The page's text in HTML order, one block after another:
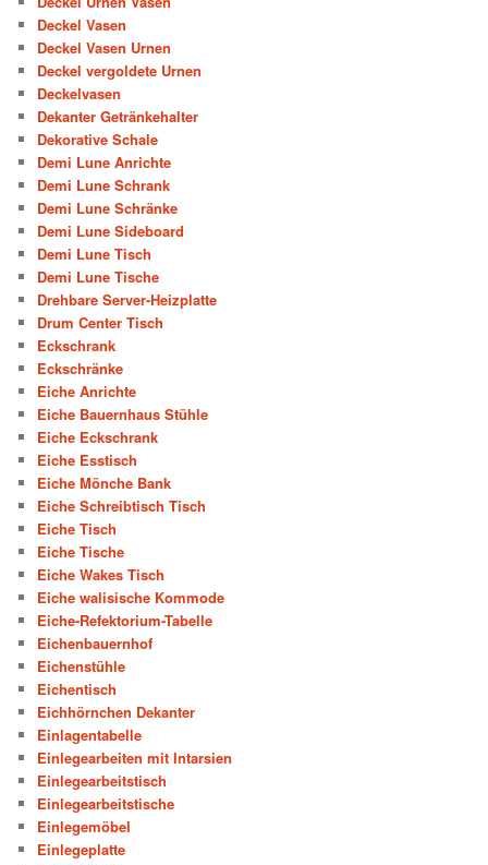
Deckel Vasen
Deckel Vasen Urnen
Deckel vergoldete Urnen
Deckelvasen
Dekanter Getränkehalter
Dekorative Schale
Demi Lune Anrichte
Demi Lune Schrank
Demi Lune Schränke
Demi Lune Sideboard
Demi Lune Tisch
Demi Lune Tische
Drehbare Server-Heizplatte
Drum Center Tisch
Eckschrank
Eckschränke
Eiche Anrichte
Eiche Bauernhaus Stühle
Eiche Eckschrank
Eiche Esstisch
Eiche Mönche Bank
Eiche Schreibtisch Tisch
Eiche Tisch
Eiche Tische
Eiche Wakes Tisch
Eiche walisische Kommode
Eiche-Refektorium-Tabelle
Eichenbauernhof
Eichenstühle
Eichentisch
Eichhörnchen Dekanter
Einlagentabelle
Einlegearbeiten mit Intarsien
Einlegearbeitstisch
Einlegearbeitstische
Einlegemöbel
Einlegeplatte